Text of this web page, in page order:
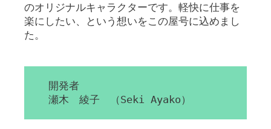
のオリジナルキャラクターです。軽快に仕事を
楽にしたい、という想いをこの屋号に込めまし
た。
開発者
瀬木 綾子 （Seki Ayako）